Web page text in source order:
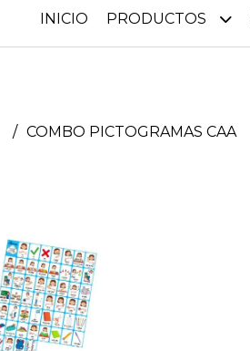
INICIO PRODUCTOS
COMBO PICTOGRAMAS CAA